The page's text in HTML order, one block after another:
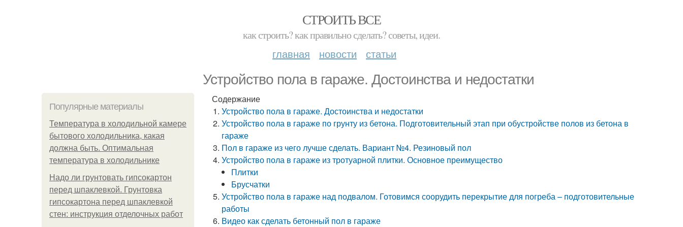
СТРОИТЬ ВСЕ
как строить? как правильно сделать? советы, идеи.
главная новости статьи
Устройство пола в гараже. Достоинства и недостатки
Популярные материалы
Температура в холодильной камере
бытового холодильника, какая
должна быть. Оптимальная
температура в холодильнике
Надо ли грунтовать гипсокартон
перед шпаклевкой. Грунтовка
гипсокартона перед шпаклевкой
стен: инструкция отделочных работ
Содержание
Устройство пола в гараже. Достоинства и недостатки
Устройство пола в гараже по грунту из бетона. Подготовительный этап при обустройстве полов из бетона в
гараже
Пол в гараже из чего лучше сделать. Вариант №4. Резиновый пол
Устройство пола в гараже из тротуарной плитки. Основное преимущество
Плитки
Брусчатки
Устройство пола в гараже над подвалом. Готовимся соорудить перекрытие для погреба – подготовительные
работы
Видео как сделать бетонный пол в гараже